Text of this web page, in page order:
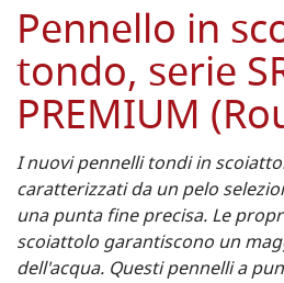
Pennello in
tondo, serie
PREMIUM
I nuovi pennelli tondi in
caratterizzati da un pelo
una punta fine precisa. Le
scoiattolo garantiscono un
dell'acqua. Questi pennelli a